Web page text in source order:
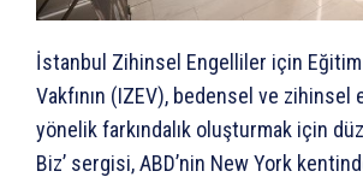
İstanbul Zihinsel Engelliler için Eğitim
Vakfının (IZEV), bedensel ve zihinsel
yönelik farkındalık oluşturmak için
Biz’ sergisi, ABD’nin New York